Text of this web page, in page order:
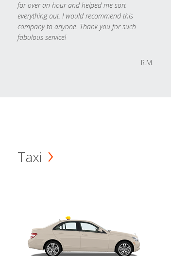
for over an hour and helped me sort
everything out. I would recommend this
company to anyone. Thank you for such
fabulous service!
R.M.
Taxi